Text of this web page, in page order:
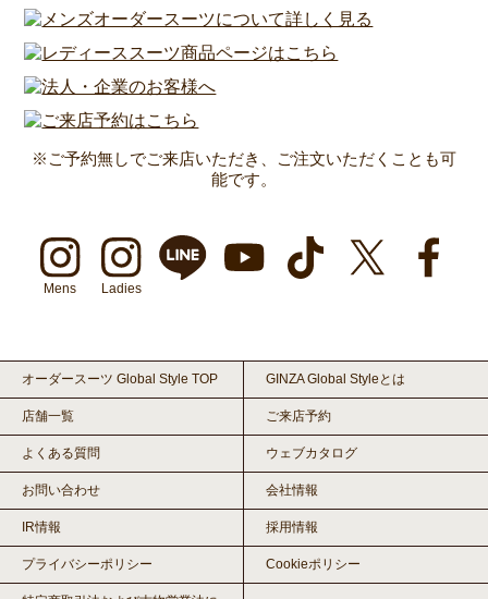
※ご予約無しでご来店いただき、ご注文いただくことも可
能です。
Mens Ladies
オーダースーツ Global Style TOP GINZA Global Styleとは
店舗一覧 ご来店予約
よくある質問 ウェブカタログ
お問い合わせ 会社情報
IR情報 採用情報
プライバシーポリシー Cookieポリシー